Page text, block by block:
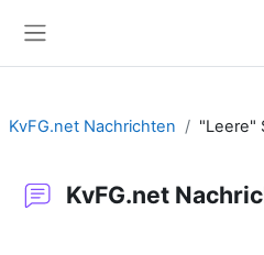
KvFG.net Nachrichten "Leere"
KvFG.net